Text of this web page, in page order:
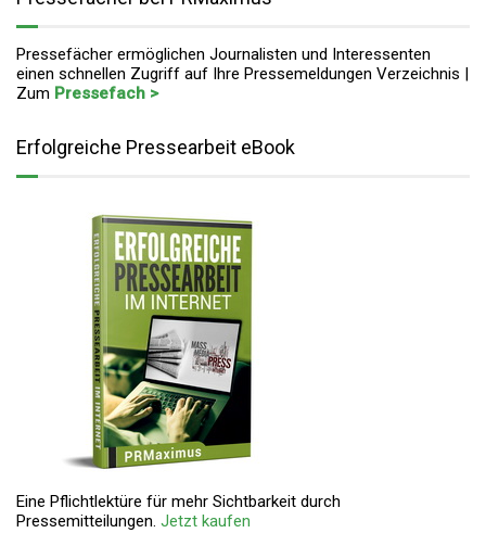
Pressefächer ermöglichen Journalisten und Interessenten
einen schnellen Zugriff auf Ihre Pressemeldungen Verzeichnis |
Zum Pressefach >
Erfolgreiche Pressearbeit eBook
Eine Pflichtlektüre für mehr Sichtbarkeit durch
Pressemitteilungen. Jetzt kaufen